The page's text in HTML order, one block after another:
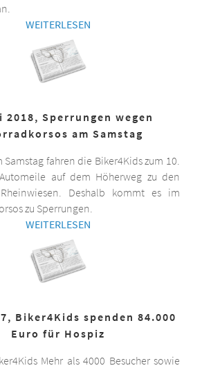
WEITERLESEN
2018, Sperrungen wegen
am Samstag
Samstag fahren die Biker4Kids zum 10.
auf dem Höherweg zu den
Rheinwiesen. Deshalb kommt es im
zu Sperrungen.
WEITERLESEN
Biker4Kids spenden 84.000
Euro für Hospiz
Mehr als 4000 Besucher sowie